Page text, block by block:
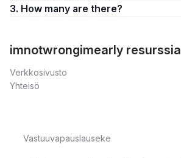
3. How many are there?
imnotwrongimearly resurssia
Verkkosivusto
Yhteisö
Vastuuvapauslauseke